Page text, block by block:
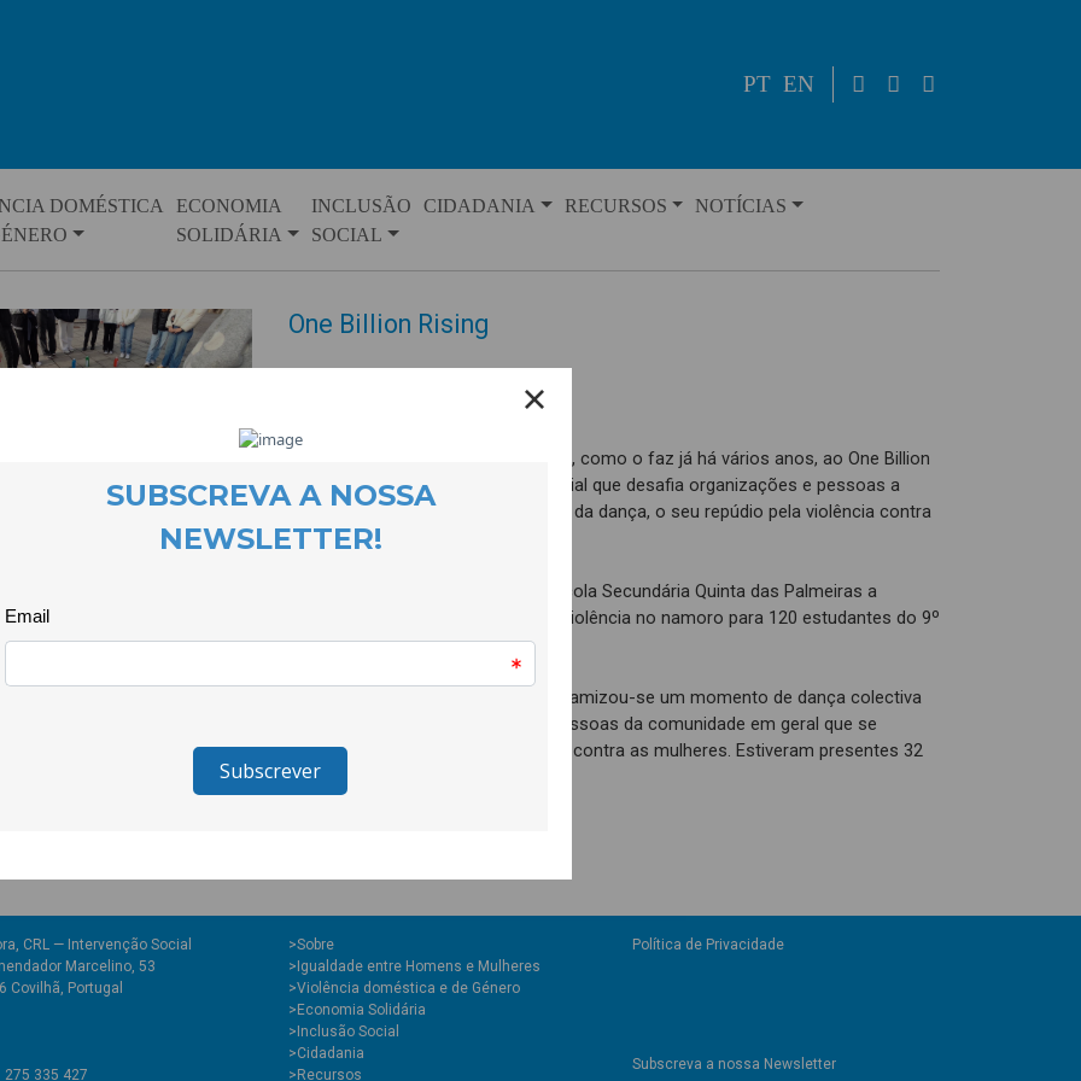
PT EN
DOMÉSTICA
ECONOMIA
SOLIDÁRIA
INCLUSÃO
SOCIAL
CIDADANIA RECURSOS NOTÍCIAS
One Billion Rising
A CooLabora associou-se este ano, como o faz já há vários anos, ao One Billion
Rising. Esta é uma campanha mundial que desafia organizações e pessoas a
manifestarem, através da música e da dança, o seu repúdio pela violência contra
as mulheres e as raparigas.
Durante a manhã, estivemos na Escola Secundária Quinta das Palmeiras a
dinamizar jogos educativos sobre violência no namoro para 120 estudantes do 9º
ano.
No final da tarde, na CooLabora, dinamizou-se um momento de dança colectiva
que reuniu entidades parceiras e pessoas da comunidade em geral que se
quiseram afirmar contra a violência contra as mulheres. Estiveram presentes 32
pessoas.
CRL — Intervenção Social
Marcelino, 53
Covilhã, Portugal
335 427
>Sobre
>Igualdade entre Homens e Mulheres
>Violência doméstica e de Género
>Economia Solidária
>Inclusão Social
>Cidadania
>Recursos
Política de Privacidade
Subscreva a nossa Newsletter